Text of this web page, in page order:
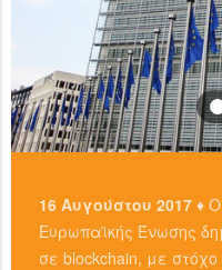
16 Αυγούστου 2017 ♦ Ο
Ευρωπαϊκής Ένωσης
σε blockchain, με